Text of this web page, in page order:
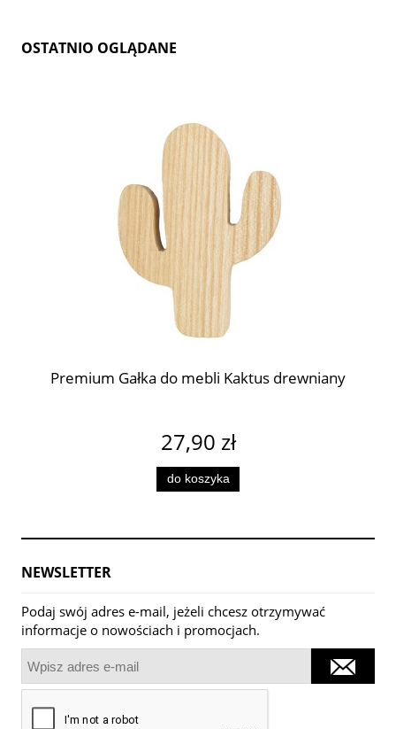
OSTATNIO OGLĄDANE
Premium Gałka do mebli Kaktus drewniany
27,90 zł
do koszyka
NEWSLETTER
Podaj swój adres e-mail, jeżeli chcesz otrzymywać
informacje o nowościach i promocjach.